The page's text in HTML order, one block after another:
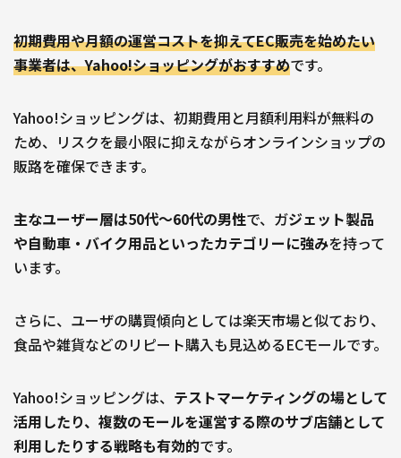
初期費用や月額の運営コストを抑えてEC販売を始めたい
事業者は、Yahoo!ショッピングがおすすめです。
Yahoo!ショッピングは、初期費用と月額利用料が無料の
ため、リスクを最小限に抑えながらオンラインショップの
販路を確保できます。
主なユーザー層は50代〜60代の男性で、ガジェット製品
や自動車・バイク用品といったカテゴリーに強みを持って
います。
さらに、ユーザの購買傾向としては楽天市場と似ており、
食品や雑貨などのリピート購入も見込めるECモールです。
Yahoo!ショッピングは、 テストマーケティングの場として
活用したり、複数のモールを運営する際のサブ店舗として
利用したりする戦略も有効的です。